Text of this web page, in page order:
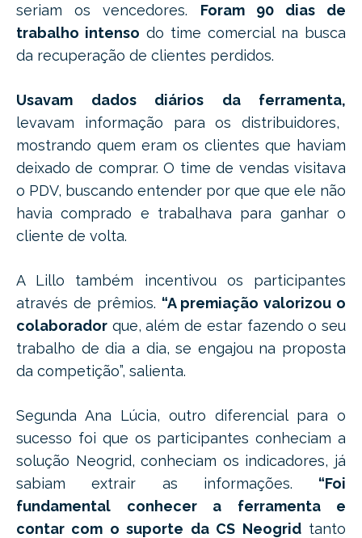
seriam os vencedores. Foram 90 dias de
trabalho intenso do time comercial na busca
da recuperação de clientes perdidos.
Usavam dados diários da ferramenta,
levavam informação para os distribuidores,
mostrando quem eram os clientes que haviam
deixado de comprar. O time de vendas visitava
o PDV, buscando entender por que que ele não
havia comprado e trabalhava para ganhar o
cliente de volta.
A Lillo também incentivou os participantes
através de prêmios. “A premiação valorizou o
colaborador que, além de estar fazendo o seu
trabalho de dia a dia, se engajou na proposta
da competição”, salienta.
Segunda Ana Lúcia, outro diferencial para o
sucesso foi que os participantes conheciam a
solução Neogrid, conheciam os indicadores, já
sabiam extrair as informações. “Foi
fundamental conhecer a ferramenta e
contar com o suporte da CS Neogridtanto